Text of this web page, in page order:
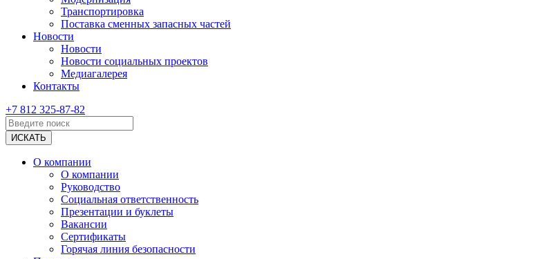
Транспортировка
Поставка сменных запасных частей
Новости
Новости
Новости социальных проектов
Медиагалерея
Контакты
+7 812 325-87-82
О компании
О компании
Руководство
Социальная ответственность
Презентации и буклеты
Вакансии
Сертификаты
Горячая линия безопасности